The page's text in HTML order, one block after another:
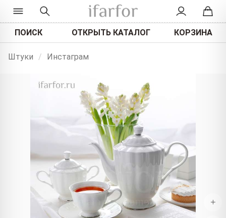
ПОИСК ОТКРЫТЬ КАТАЛОГ КОРЗИНА
Штуки / Инстаграм
+